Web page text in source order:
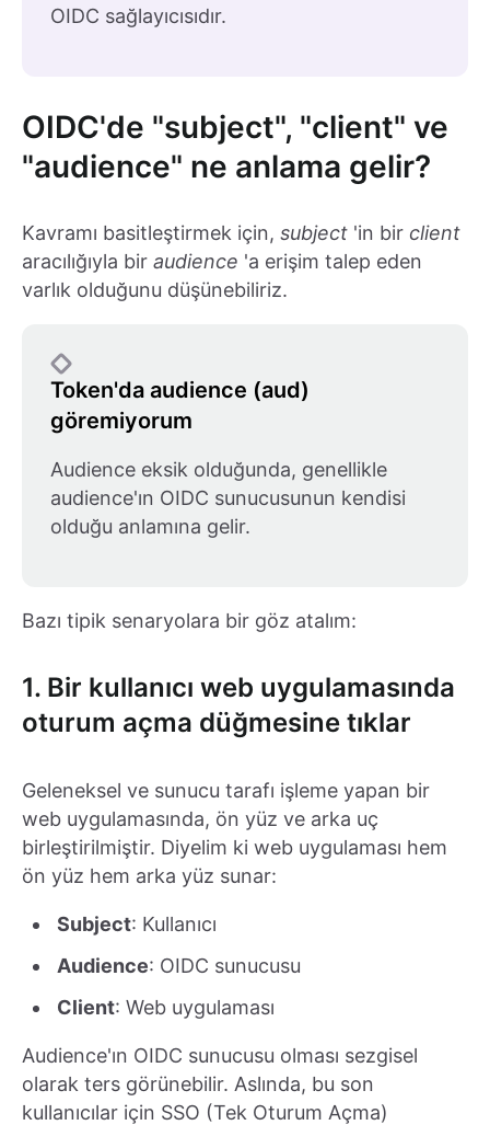
OIDC sağlayıcısıdır.
OIDC'de "subject", "client" ve
"audience" ne anlama gelir?
Kavramı basitleştirmek için, subject 'in bir client
aracılığıyla bir audience 'a erişim talep eden
varlık olduğunu düşünebiliriz.
Token'da audience (aud)
göremiyorum
Audience eksik olduğunda, genellikle
audience'ın OIDC sunucusunun kendisi
olduğu anlamına gelir.
Bazı tipik senaryolara bir göz atalım:
1. Bir kullanıcı web uygulamasında
oturum açma düğmesine tıklar
Geleneksel ve sunucu tarafı işleme yapan bir
web uygulamasında, ön yüz ve arka uç
birleştirilmiştir. Diyelim ki web uygulaması hem
ön yüz hem arka yüz sunar:
Subject: Kullanıcı
Audience: OIDC sunucusu
Client: Web uygulaması
Audience'ın OIDC sunucusu olması sezgisel
olarak ters görünebilir. Aslında, bu son
kullanıcılar için SSO (Tek Oturum Açma)